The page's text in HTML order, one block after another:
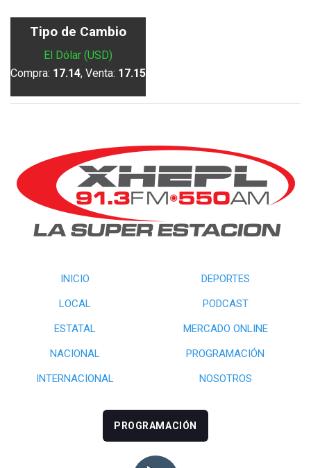
Tipo de Cambio
El Dólar (USD)
Compra: 17.14, Venta: 17.15
INICIO
DEPORTES
LOCAL
PODCAST
ESTATAL
MERCADO ONLINE
NACIONAL
PROGRAMACIÓN
INTERNACIONAL
NOSOTROS
PROGRAMACIÓN